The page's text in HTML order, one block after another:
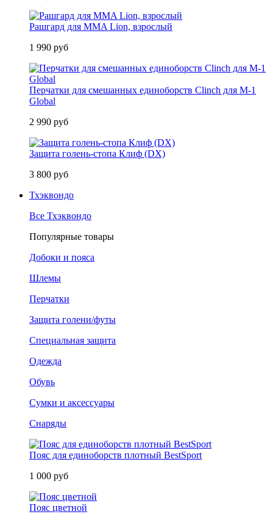
Рашгард для MMA Lion, взрослый
1 990 руб
Перчатки для смешанных единоборств Clinch для M-1
Global
2 990 руб
Защита голень-стопа Клиф (DX)
3 800 руб
Тхэквондо
Все Тхэквондо
Популярные товары
Добоки и пояса
Шлемы
Перчатки
Защита голени/футы
Специальная защита
Одежда
Обувь
Сумки и аксессуары
Снаряды
Пояс для единоборств плотный BestSport
1 000 руб
Пояс цветной